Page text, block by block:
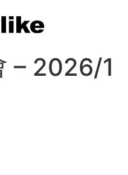
– 2026/1